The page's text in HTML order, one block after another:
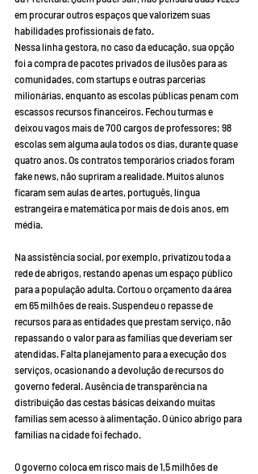
em procurar outros espaços que valorizem suas
habilidades profissionais de fato.
Nessa linha gestora, no caso da educação, sua opção
foi a compra de pacotes privados de ilusões para as
comunidades, com startups e outras parcerias
milionárias, enquanto as escolas públicas penam com
escassos recursos financeiros. Fechou turmas e
deixou vagos mais de 700 cargos de professores; 98
escolas sem alguma aula todos os dias, durante quase
quatro anos. Os contratos temporários criados foram
fake news, não supriram a realidade. Muitos alunos
ficaram sem aulas de artes, português, língua
estrangeira e matemática por mais de dois anos, em
média.
Na assistência social, por exemplo, privatizou toda a
rede de abrigos, restando apenas um espaço público
para a população adulta. Cortou o orçamento da área
em 65 milhões de reais. Suspendeu o repasse de
recursos para as entidades que prestam serviço, não
repassando o valor para as famílias que deveriam ser
atendidas. Falta planejamento para a execução dos
serviços, ocasionando a devolução de recursos do
governo federal. Ausência de transparência na
distribuição das cestas básicas deixando muitas
famílias sem acesso à alimentação. O único abrigo para
famílias na cidade foi fechado.
O governo coloca em risco mais de 1,5 milhões de